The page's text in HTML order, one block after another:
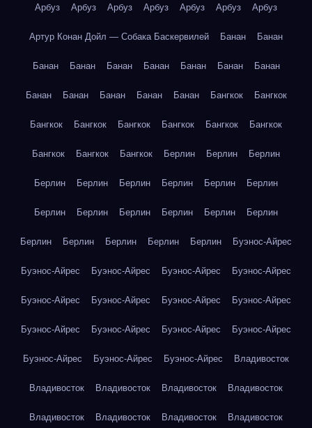
Арбуз Арбуз Арбуз Арбуз Арбуз Арбуз Арбуз
Артур Конан Дойл — Собака Баскервилей Банан Банан
Банан Банан Банан Банан Банан Банан Банан
Банан Банан Банан Банан Банан Бангкок Бангкок
Бангкок Бангкок Бангкок Бангкок Бангкок Бангкок
Бангкок Бангкок Бангкок Берлин Берлин Берлин
Берлин Берлин Берлин Берлин Берлин Берлин
Берлин Берлин Берлин Берлин Берлин Берлин
Берлин Берлин Берлин Берлин Берлин Буэнос-Айрес
Буэнос-Айрес Буэнос-Айрес Буэнос-Айрес Буэнос-Айрес
Буэнос-Айрес Буэнос-Айрес Буэнос-Айрес Буэнос-Айрес
Буэнос-Айрес Буэнос-Айрес Буэнос-Айрес Буэнос-Айрес
Буэнос-Айрес Буэнос-Айрес Буэнос-Айрес Владивосток
Владивосток Владивосток Владивосток Владивосток
Владивосток Владивосток Владивосток Владивосток